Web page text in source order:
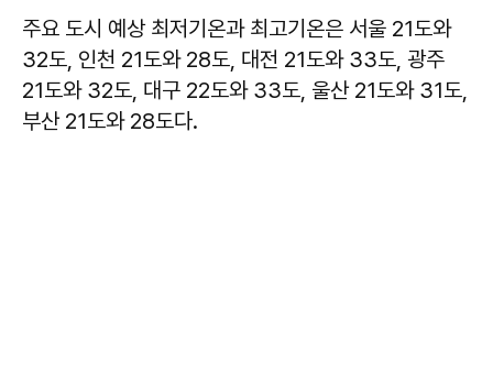
주요 도시 예상 최저기온과 최고기온은 서울 21도와
32도, 인천 21도와 28도, 대전 21도와 33도, 광주
21도와 32도, 대구 22도와 33도, 울산 21도와 31도,
부산 21도와 28도다.